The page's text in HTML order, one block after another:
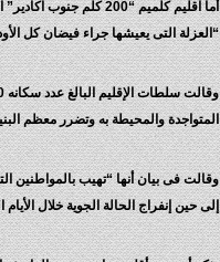
“العزلة التى يعيشها جراء فيضان كل
المتواجدة والمحيطة به وتضرر معظم
وقالت فى بيان أنها “تهيب بالمواطنين
إلى حين إنفراج الحالة الجوية خلال الأيام